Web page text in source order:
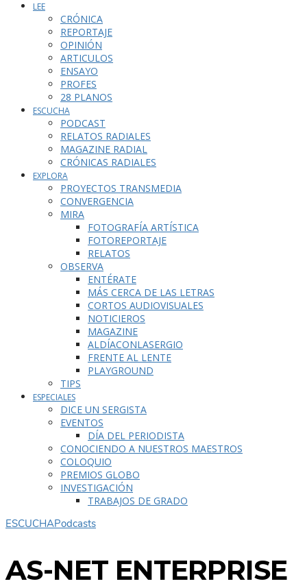
LEE
CRÓNICA
REPORTAJE
OPINIÓN
ARTICULOS
ENSAYO
PROFES
28 PLANOS
ESCUCHA
PODCAST
RELATOS RADIALES
MAGAZINE RADIAL
CRÓNICAS RADIALES
EXPLORA
PROYECTOS TRANSMEDIA
CONVERGENCIA
MIRA
FOTOGRAFÍA ARTÍSTICA
FOTOREPORTAJE
RELATOS
OBSERVA
ENTÉRATE
MÁS CERCA DE LAS LETRAS
CORTOS AUDIOVISUALES
NOTICIEROS
MAGAZINE
ALDÍACONLASERGIO
FRENTE AL LENTE
PLAYGROUND
TIPS
ESPECIALES
DICE UN SERGISTA
EVENTOS
DÍA DEL PERIODISTA
CONOCIENDO A NUESTROS MAESTROS
COLOQUIO
PREMIOS GLOBO
INVESTIGACIÓN
TRABAJOS DE GRADO
ESCUCHAPodcasts
AS-NET ENTERPRISE